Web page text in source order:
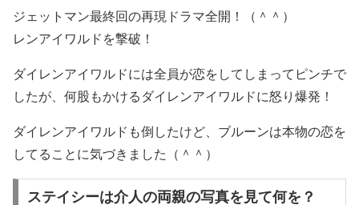
ジェットマン最終回の再現ドラマ全開！（＾＾）
レンアイワルドを撃破！
ダイレンアイワルドには全員が恋をしてしまってピンチで
したが、何股もかけるダイレンアイワルドに怒り爆発！
ダイレンアイワルドも倒したけど、ブルーンは本物の恋を
してることに気づきました（＾＾）
ステイシーは介人の両親の写真を見て何を？